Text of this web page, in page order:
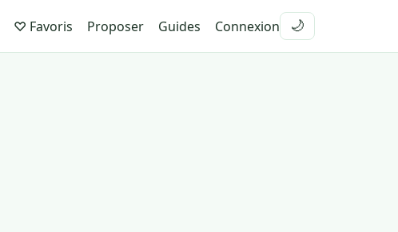
♡ Favoris Proposer Guides Connexion 🌙